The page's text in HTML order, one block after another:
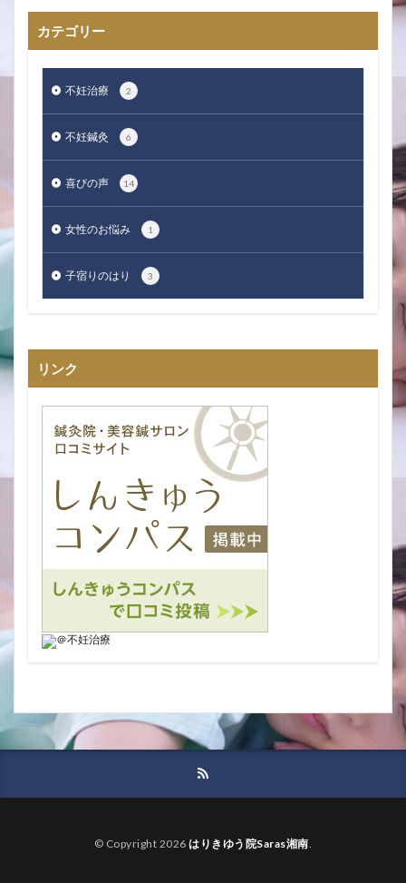
カテゴリー
不妊治療 2
不妊鍼灸 6
喜びの声 14
女性のお悩み 1
子宿りのはり 3
リンク
© Copyright 2026はりきゆう院Saras湘南.